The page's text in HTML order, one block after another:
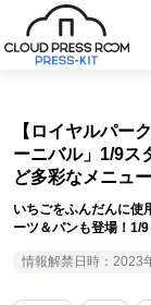
【ロイヤルパー
ーニバル」1/9ス
ど多彩なメニュー
いちごをふんだんに使
ーツ＆パンも登場！1/
情報解禁日時：2023